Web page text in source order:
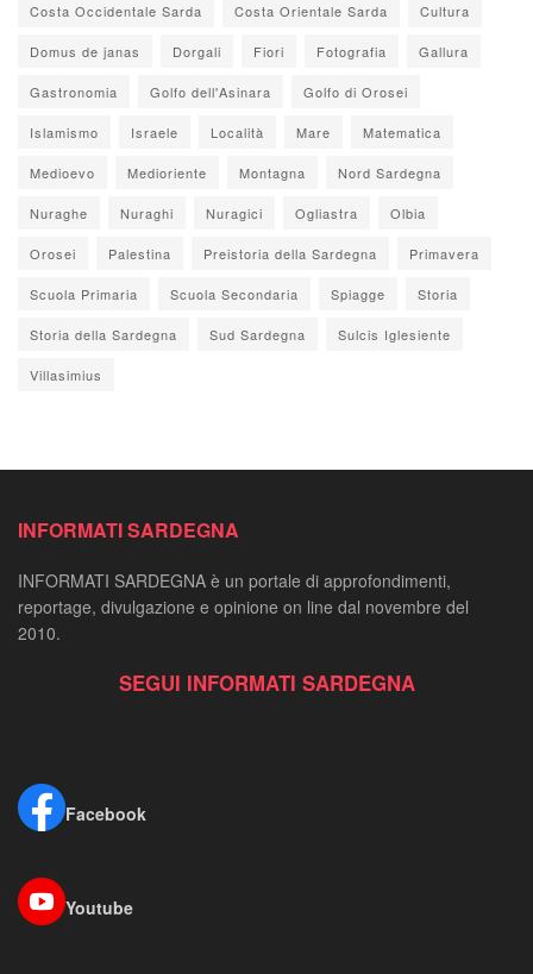
Costa Occidentale Sarda Costa Orientale Sarda Cultura
Domus de janas Dorgali Fiori Fotografia Gallura
Gastronomia Golfo dell'Asinara Golfo di Orosei
Islamismo Israele Località Mare Matematica
Medioevo Medioriente Montagna Nord Sardegna
Nuraghe Nuraghi Nuragici Ogliastra Olbia
Orosei Palestina Preistoria della Sardegna Primavera
Scuola Primaria Scuola Secondaria Spiagge Storia
Storia della Sardegna Sud Sardegna Sulcis Iglesiente
Villasimius
INFORMATI SARDEGNA
INFORMATI SARDEGNA è un portale di approfondimenti,
reportage, divulgazione e opinione on line dal novembre del
2010.
SEGUI INFORMATI SARDEGNA
Facebook
Youtube